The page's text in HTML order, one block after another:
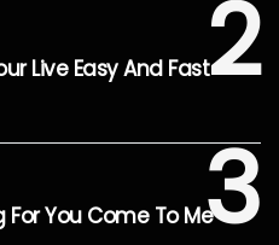
2
Live Easy And Fast
3
You Come To Me